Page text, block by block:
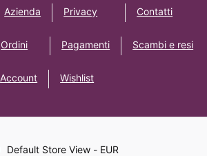
Azienda Privacy Contatti
Ordini Pagamenti Scambi e resi
Account Wishlist
Default Store View- EUR